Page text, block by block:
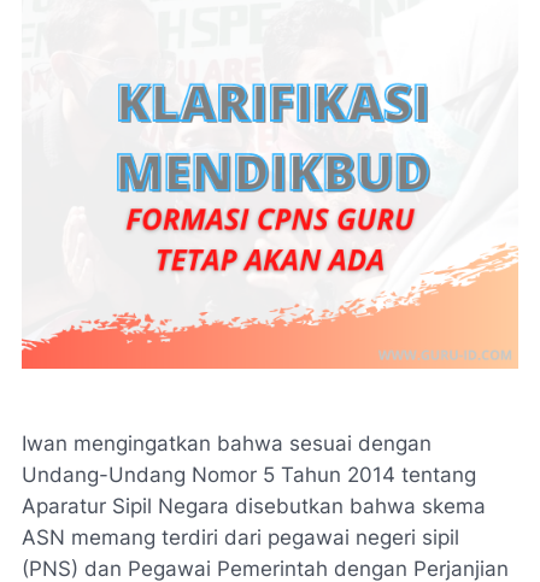
Iwan mengingatkan bahwa sesuai dengan
Undang-Undang Nomor 5 Tahun 2014 tentang
Aparatur Sipil Negara disebutkan bahwa skema
ASN memang terdiri dari pegawai negeri sipil
(PNS) dan Pegawai Pemerintah dengan Perjanjian